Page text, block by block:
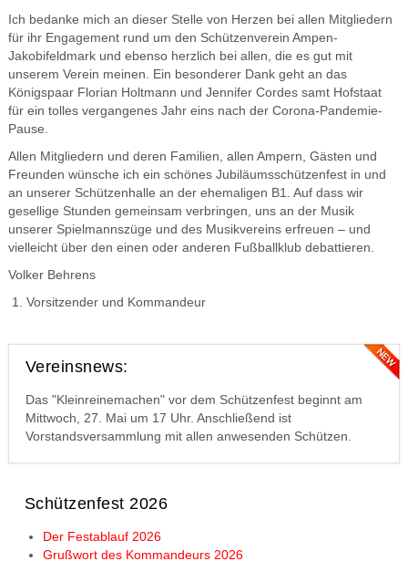
Ich bedanke mich an dieser Stelle von Herzen bei allen Mitgliedern
für ihr Engagement rund um den Schützenverein Ampen-
Jakobifeldmark und ebenso herzlich bei allen, die es gut mit
unserem Verein meinen. Ein besonderer Dank geht an das
Königspaar Florian Holtmann und Jennifer Cordes samt Hofstaat
für ein tolles vergangenes Jahr eins nach der Corona-Pandemie-
Pause.
Allen Mitgliedern und deren Familien, allen Ampern, Gästen und
Freunden wünsche ich ein schönes Jubiläumsschützenfest in und
an unserer Schützenhalle an der ehemaligen B1. Auf dass wir
gesellige Stunden gemeinsam verbringen, uns an der Musik
unserer Spielmannszüge und des Musikvereins erfreuen – und
vielleicht über den einen oder anderen Fußballklub debattieren.
Volker Behrens
Vorsitzender und Kommandeur
Vereinsnews:
Das "Kleinreinemachen" vor dem Schützenfest beginnt am
Mittwoch, 27. Mai um 17 Uhr. Anschließend ist
Vorstandsversammlung mit allen anwesenden Schützen.
Schützenfest 2026
Der Festablauf 2026
Grußwort des Kommandeurs 2026